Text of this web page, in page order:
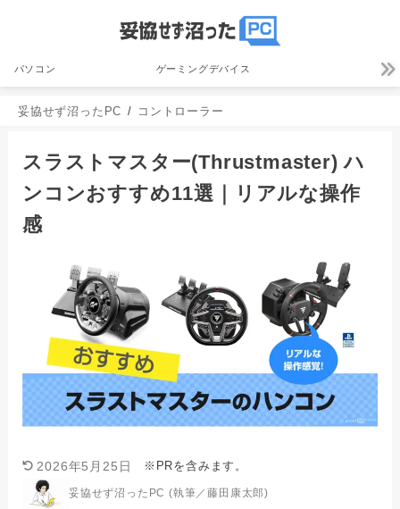
パソコン ゲーミングデバイス
妥協せず沼ったPC コントローラー
スラストマスター(Thrustmaster) ハ
ンコンおすすめ11選｜リアルな操作
感
2026年5月25日 ※PRを含みます。
妥協せず沼ったPC (執筆／藤田康太郎)